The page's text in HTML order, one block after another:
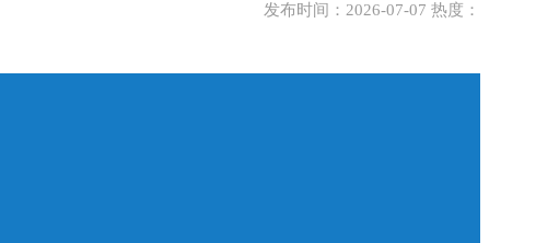
发布时间：2026-07-07 热度：